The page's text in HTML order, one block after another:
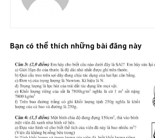
Bạn có thể thích những bài đăng này